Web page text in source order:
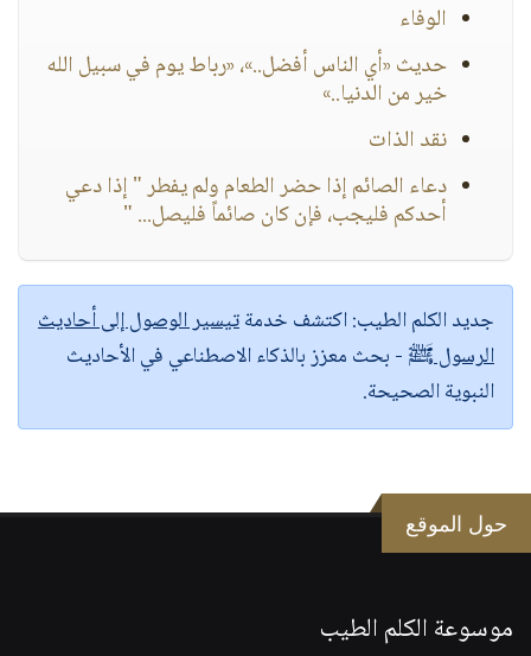
الوفاء
حديث «أي الناس أفضل..»، «رباط يوم في سبيل الله
خير من الدنيا..»
نقد الذات
دعاء الصائم إذا حضر الطعام ولم يفطر " إذا دعي
أحدكم فليجب، فإن كان صائماً فليصل... "
جديد الكلم الطيب:اكتشف خدمةتيسير الوصول إلى أحاديث
الرسول ﷺ - بحث معزز بالذكاء الاصطناعي في الأحاديث
النبوية الصحيحة.
حول الموقع
موسوعة الكلم الطيب